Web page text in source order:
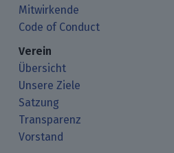
Mitwirkende
Code of Conduct
Verein
Übersicht
Unsere Ziele
Satzung
Transparenz
Vorstand